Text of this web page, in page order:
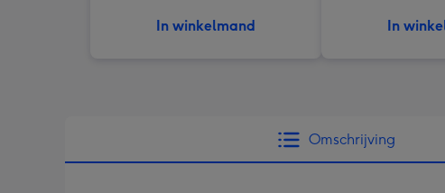
In winkelmand In
Omschrijving